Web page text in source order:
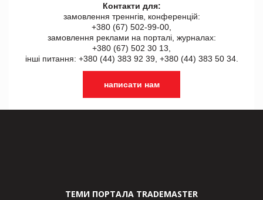
Контакти для:
замовлення треннгів, конференцій:
+380 (67) 502-99-00,
замовлення реклами на порталі, журналах:
+380 (67) 502 30 13,
інші питання: +380 (44) 383 92 39, +380 (44) 383 50 34.
написати нам
ТЕМИ ПОРТАЛА TRADEMASTER